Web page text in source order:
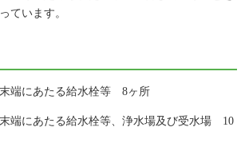
ています。
端にあたる給水栓等 8ヶ所
にあたる給水栓等、浄水場及び受水場 10